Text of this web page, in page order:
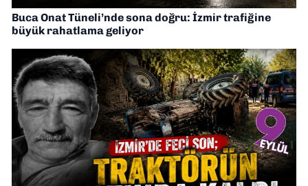
Buca Onat Tüneli’nde sona doğru: İzmir trafiğine
büyük rahatlama geliyor